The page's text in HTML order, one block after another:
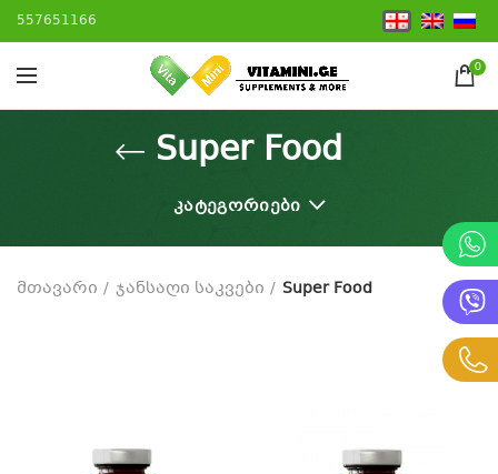
557651166
0
Super Food
ᲙᲐᲢᲔᲒᲝᲠᲘᲔᲑᲘ
მთავარი ჯანსაღი საკვები Super Food